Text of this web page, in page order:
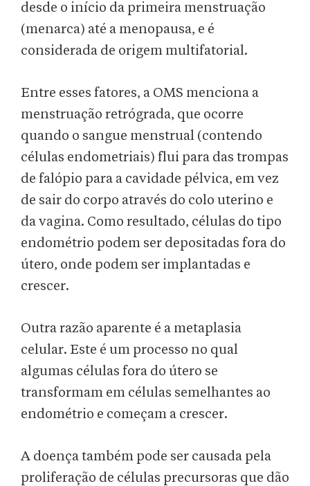
desde o início da primeira menstruação
(menarca) até a menopausa, e é
considerada de origem multifatorial.
Entre esses fatores, a OMS menciona a
menstruação retrógrada, que ocorre
quando o sangue menstrual (contendo
células endometriais) flui para das trompas
de falópio para a cavidade pélvica, em vez
de sair do corpo através do colo uterino e
da vagina. Como resultado, células do tipo
endométrio podem ser depositadas fora do
útero, onde podem ser implantadas e
crescer.
Outra razão aparente é a metaplasia
celular. Este é um processo no qual
algumas células fora do útero se
transformam em células semelhantes ao
endométrio e começam a crescer.
A doença também pode ser causada pela
proliferação de células precursoras que dão